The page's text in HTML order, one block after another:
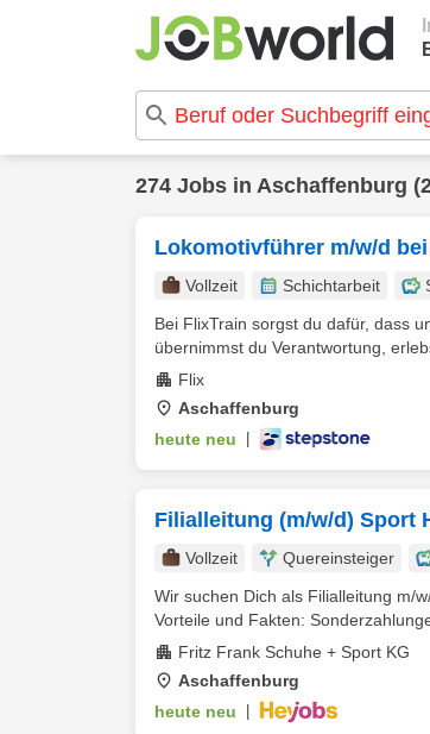
274 Jobs in Aschaffenburg
Lokomotivführer m/w/d
Vollzeit Schichtarbeit
Bei FlixTrain sorgst du dafür, dass
übernimmst du Verantwortung,
Flix
Aschaffenburg
heute neu
Filialleitung (m/w/d) Sport
Vollzeit Quereinsteiger
Wir suchen Dich als Filialleitung m/
Vorteile und Fakten:
Fritz Frank Schuhe + Sport KG
Aschaffenburg
heute neu